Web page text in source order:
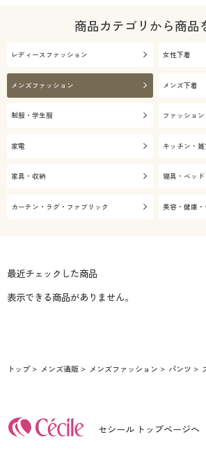
商品カテゴリから商品
レディースファッション 女性下着
メンズファッション メンズ下着
制服・学生服 ファッショ
家電 キッチン・
家具・収納 寝具・ベッド
カーテン・ラグ・ファブリック 美容・健康
最近チェックした商品
表示できる商品がありません。
トップ メンズ通販 メンズファッション パンツ
セシール トップページへ